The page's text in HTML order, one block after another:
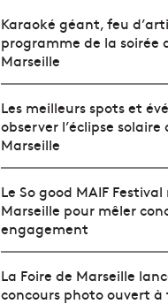
Karaoké géant, feu
programme de la soirée
Marseille
Les meilleurs spots et
observer l’éclipse solaire
Marseille
Le So good MAIF
Marseille pour mêler
engagement
La Foire de Marseille
concours photo ouvert à